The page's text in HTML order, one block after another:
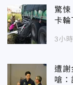
驚悚
卡輪
3小
遭謝
嗆：